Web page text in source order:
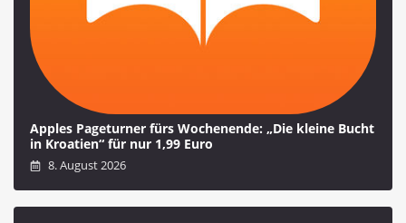
Apples Pageturner fürs Wochenende: „Die kleine Bucht
in Kroatien“ für nur 1,99 Euro
8. August 2026